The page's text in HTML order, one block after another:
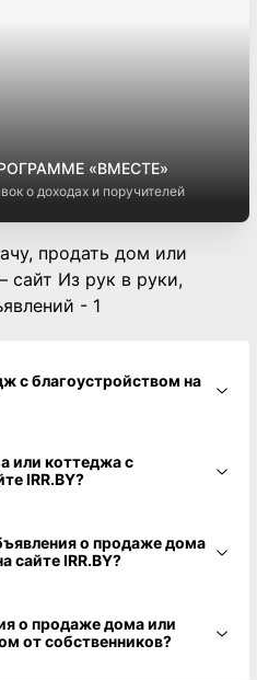
«ВМЕСТЕ»
о доходах и поручителей
продать дом или
сайт Из рук в руки,
- 1
на
или коттеджа с
на сайте IRR.BY?
о продаже дома
коттеджа с участком на сайте IRR.BY?
о продаже дома или
коттеджа рядом с водоёмом от собственников?